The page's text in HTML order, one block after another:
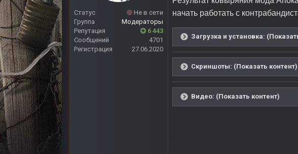
Статус
Не в сети
Группа
Модераторы
Репутация
6 443
Сообщений
4701
Регистрация
27.06.2020
начать работать с
Загрузка и установка:
Скриншоты: (Показать контент)
Видео: (Показать контент)